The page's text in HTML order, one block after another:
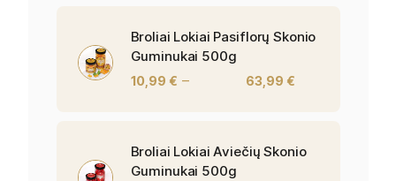
Broliai Lokiai Pasiflorų Skonio
Guminukai 500g
10,99 € – 63,99 €
Broliai Lokiai Aviečių Skonio
Guminukai 500g